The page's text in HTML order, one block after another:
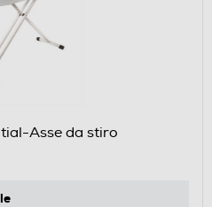
Asse da stiro